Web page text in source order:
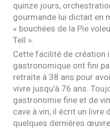
quinze jours,
gourmande lui dictait en
« bouchées de la Pie
Tell ».
Cette facilité de création
gastronomique ont fini
retraite à 38 ans pour
vivre jusqu’à 76 ans.
gastronomie fine et de
cave à vin, il écrit un livre
quelques dernières